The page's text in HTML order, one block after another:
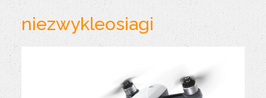
niezwykleosiagi